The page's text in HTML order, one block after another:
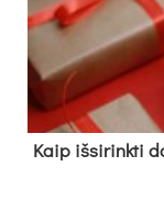
Kaip išsirinkti